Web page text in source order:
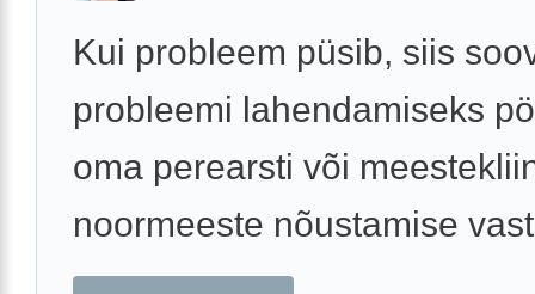
Kui probleem püsib, siis
probleemi lahendamiseks
oma perearsti või
noormeeste nõustamise